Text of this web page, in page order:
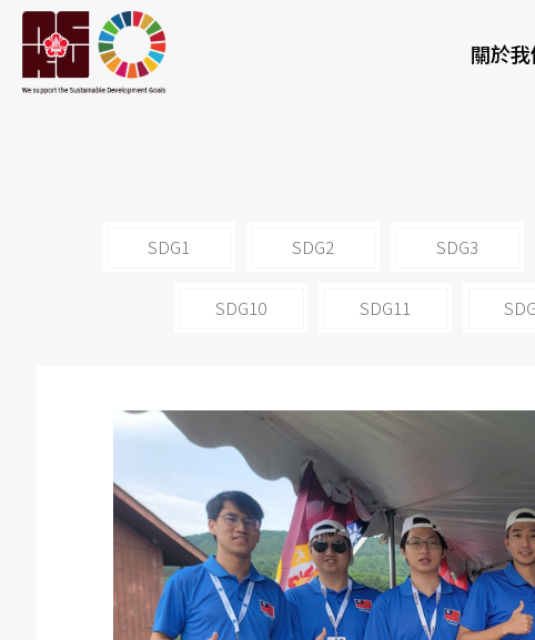
關於
SDG1 SDG2 SDG3
SDG10 SDG11